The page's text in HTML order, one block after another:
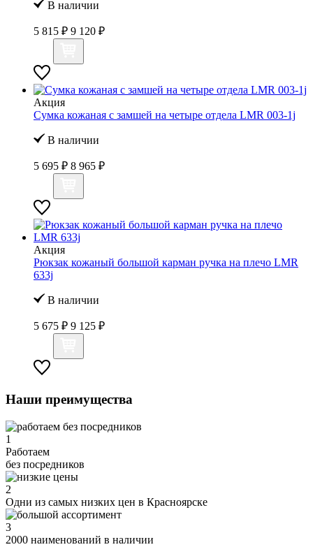
В наличии
5 815 ₽ 9 120 ₽
Акция
Сумка кожаная с замшей на четыре отдела LMR 003-1j
В наличии
5 695 ₽ 8 965 ₽
Акция
Рюкзак кожаный большой карман ручка на плечо LMR
633j
В наличии
5 675 ₽ 9 125 ₽
Наши преимущества
1
Работаем
без посредников
2
Одни из самых низких цен в Красноярске
3
2000 наименований в наличии